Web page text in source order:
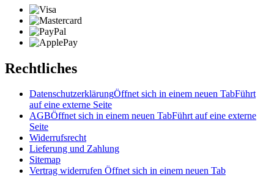
Rechtliches
DatenschutzerklärungÖffnet sich in einem neuen TabFührt
auf eine externe Seite
AGBÖffnet sich in einem neuen TabFührt auf eine externe
Seite
Widerrufsrecht
Lieferung und Zahlung
Sitemap
Vertrag widerrufen Öffnet sich in einem neuen Tab